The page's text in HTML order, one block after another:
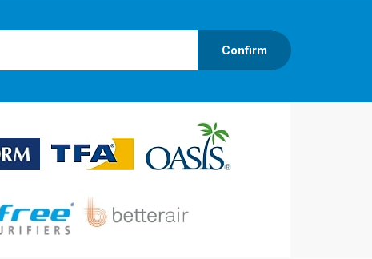
Confirm